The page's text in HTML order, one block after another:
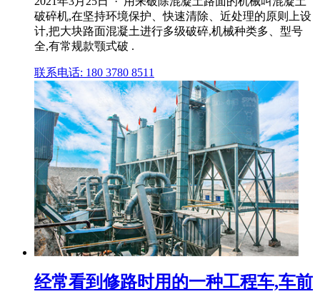
破碎机,在坚持环境保护、快速清除、近处理的原则上设
计,把大块路面混凝土进行多级破碎,机械种类多、型号
全,有常规款颚式破 .
联系电话: 180 3780 8511
经常看到修路时用的一种工程车,车前